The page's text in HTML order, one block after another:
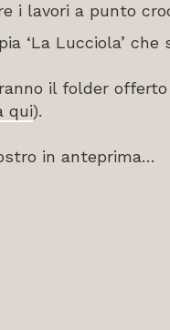
i lavori a punto
‘La Lucciola’ che
il folder
qui).
in anteprima…